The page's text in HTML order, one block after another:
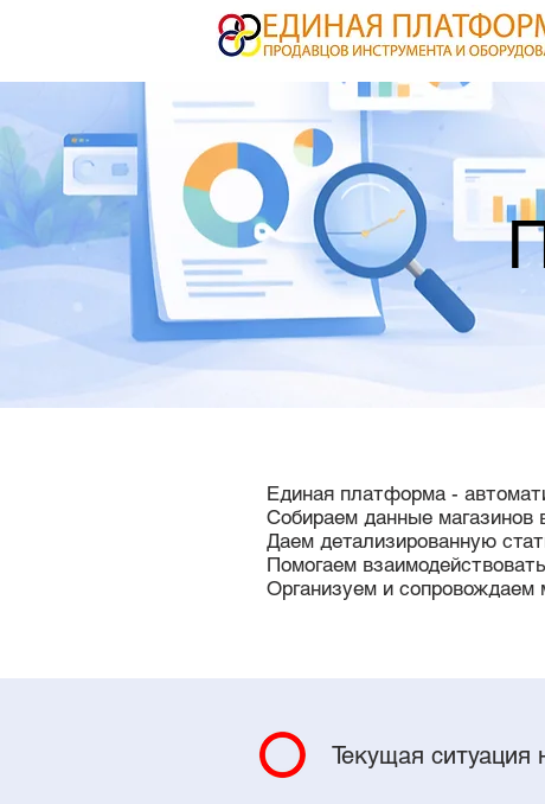
Единая платформа -
Собираем данные
Даем детализированную
Помогаем
Организуем и сопровождаем
Текущая ситуация